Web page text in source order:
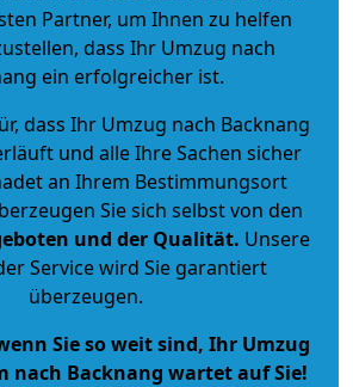
Partner, um Ihnen zu helfen
dass Ihr Umzug nach
ein erfolgreicher ist.
dass Ihr Umzug nach Backnang
und alle Ihre Sachen sicher
an Ihrem Bestimmungsort
Sie sich selbst von den
und der Qualität. Unsere
Service wird Sie garantiert
überzeugen.
Sie so weit sind, Ihr Umzug
nach Backnang wartet auf Sie!